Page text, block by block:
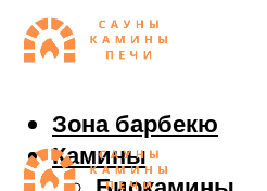
Зона барбекю
Камины